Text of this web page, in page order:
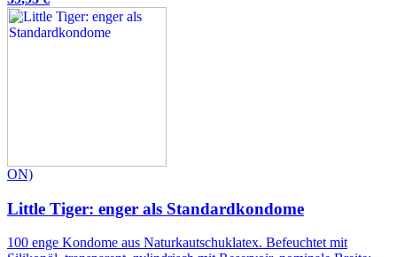
ON)
Little Tiger: enger als Standardkondome
100 enge Kondome aus Naturkautschuklatex. Befeuchtet mit